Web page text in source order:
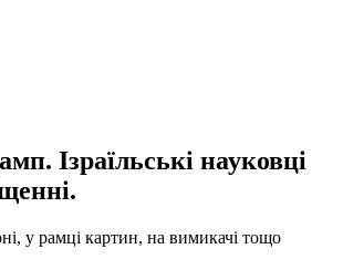
Ізраїльські науковці
у рамці картин, на вимикачі тощо